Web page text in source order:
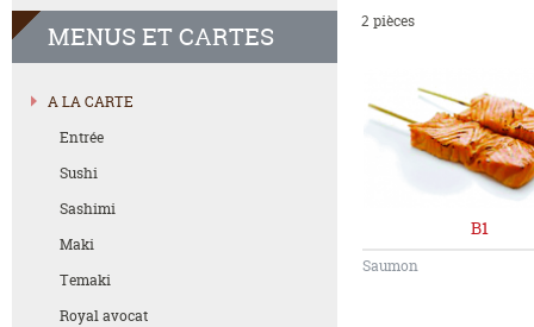
MENUS ET CARTES
A LA CARTE
Entrée
Sushi
Sashimi
Maki
Temaki
Royal avocat
2 pièces
B1
Saumon